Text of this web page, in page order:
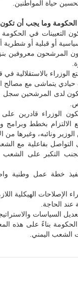
حياة المواطنين.
الحكومة وما يجب أن
التعيينات في
أو قبلية أو شطرية أو
المرشحون معروفين
الوزراء بالاستقلالية
يتماشى مع
لدى المرشحين سجل
الوزراء قادرين
الالتزام بخطط
الوزير ونائبه، وغيرها من
التواصل بفاعلية مع
التكبر على الشعب
خطة عمل وطنية
الإصلاحات الهيكلية
عند الحاجة.
السياسات
الحكومة بناءً على هذه
الشعب اليمني.